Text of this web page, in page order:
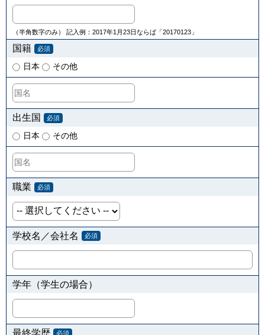
（半角数字のみ） 記入例：2017年1月23日ならば「20170123」
国籍 必須
日本 その他
出生国 必須
日本 その他
職業 必須
学校名／会社名 必須
学年（学生の場合）
必須